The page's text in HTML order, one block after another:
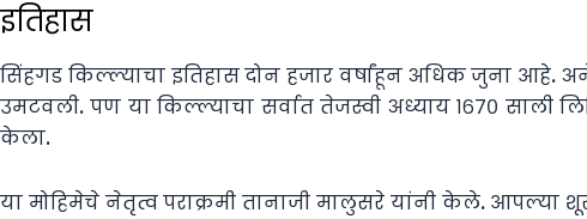
इतिहास
सिंहगड किल्ल्याचा इतिहास दोन हजार वर्षांहून अधिक जुना आहे.
उमटवली. पण या किल्ल्याचा सर्वात तेजस्वी अध्याय १६७० साली
केला.
या मोहिमेचे नेतृत्व पराक्रमी तानाजी मालुसरे यांनी केले. आपल्या